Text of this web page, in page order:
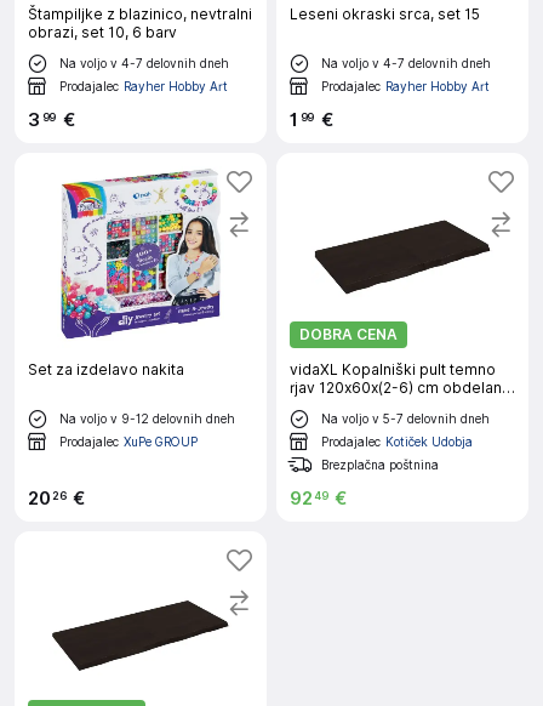
Štampiljke z blazinico, nevtralni
obrazi, set 10, 6 barv
Na voljo v 4-7 delovnih dneh
Prodajalec Rayher Hobby Art
3 99 €
Leseni okraski srca, set 15
Na voljo v 4-7 delovnih dneh
Prodajalec Rayher Hobby Art
1 99 €
Set za izdelavo nakita
Na voljo v 9-12 delovnih dneh
Prodajalec XuPe GROUP
20 26 €
DOBRA CENA
vidaXL Kopalniški pult temno
rjav 120x60x(2-6) cm obdelan
trden les
Na voljo v 5-7 delovnih dneh
Prodajalec Kotiček Udobja
Brezplačna poštnina
9249 €